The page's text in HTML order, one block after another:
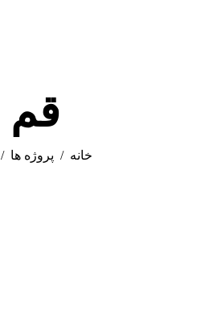
قم
خانه پروژه ها